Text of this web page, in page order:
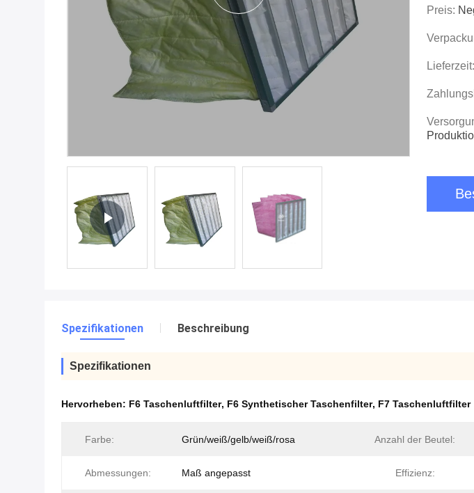
Preis:
Lieferzeit:
Spezifikationen Beschreibung
Spezifikationen
Hervorheben: F6 Taschenluftfilter, F6 Synthetischer Taschenfilter, F7 Taschenluftfilter
Farbe: Grün/weiß/gelb/weiß/rosa Anzahl der Beutel:
Abmessungen: Maß angepasst Effizienz: